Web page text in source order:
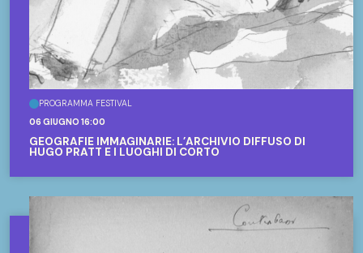
PROGRAMMA FESTIVAL
06 GIUGNO 16:00
GEOGRAFIE IMMAGINARIE: L’ARCHIVIO DIFFUSO DI
HUGO PRATT E I LUOGHI DI CORTO